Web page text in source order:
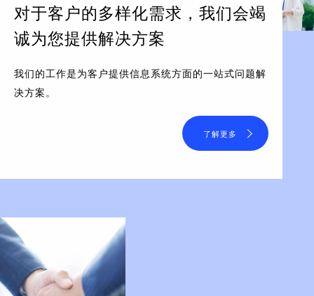
对于客户的多样化需求， 我们会竭
诚为您提供解决方案
我们的工作是为客户提供信息系统方面的一站式问题解
决方案。
了解更多